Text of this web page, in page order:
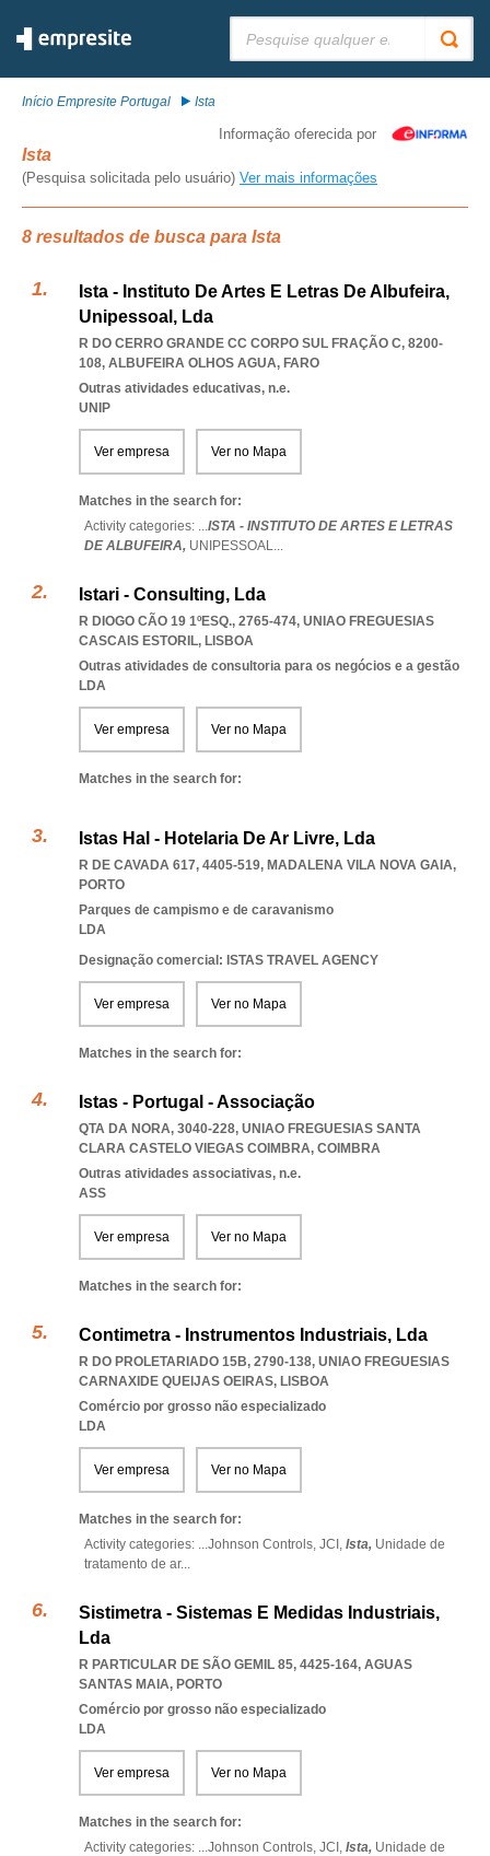
Início Empresite Portugal Ista
Informação oferecida por
Ista
(Pesquisa solicitada pelo usuário) Ver mais informações
8 resultados de busca para Ista
Ista - Instituto De Artes E Letras De Albufeira,
Unipessoal, Lda
R DO CERRO GRANDE CC CORPO SUL FRAÇÃO C, 8200-
108, ALBUFEIRA OLHOS AGUA, FARO
Outras atividades educativas, n.e.
UNIP
Ver empresa Ver no Mapa
Matches in the search for:
Activity categories: ...ISTA - INSTITUTO DE ARTES E LETRAS
DE ALBUFEIRA, UNIPESSOAL...
Istari - Consulting, Lda
R DIOGO CÃO 19 1ºESQ., 2765-474, UNIAO FREGUESIAS
CASCAIS ESTORIL, LISBOA
Outras atividades de consultoria para os negócios e a gestão
LDA
Ver empresa Ver no Mapa
Matches in the search for:
Istas Hal - Hotelaria De Ar Livre, Lda
R DE CAVADA 617, 4405-519, MADALENA VILA NOVA GAIA,
PORTO
Parques de campismo e de caravanismo
LDA
Designação comercial: ISTAS TRAVEL AGENCY
Ver empresa Ver no Mapa
Matches in the search for:
Istas - Portugal - Associação
QTA DA NORA, 3040-228, UNIAO FREGUESIAS SANTA
CLARA CASTELO VIEGAS COIMBRA, COIMBRA
Outras atividades associativas, n.e.
ASS
Ver empresa Ver no Mapa
Matches in the search for:
Contimetra - Instrumentos Industriais, Lda
R DO PROLETARIADO 15B, 2790-138, UNIAO FREGUESIAS
CARNAXIDE QUEIJAS OEIRAS, LISBOA
Comércio por grosso não especializado
LDA
Ver empresa Ver no Mapa
Matches in the search for:
Activity categories: ...Johnson Controls, JCI, Ista, Unidade de
tratamento de ar...
Sistimetra - Sistemas E Medidas Industriais,
Lda
R PARTICULAR DE SÃO GEMIL 85, 4425-164, AGUAS
SANTAS MAIA, PORTO
Comércio por grosso não especializado
LDA
Ver empresa Ver no Mapa
Matches in the search for:
Activity categories: ...Johnson Controls, JCI, Ista, Unidade de